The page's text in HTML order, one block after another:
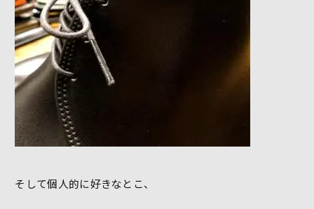
そして個人的に好きなとこ、